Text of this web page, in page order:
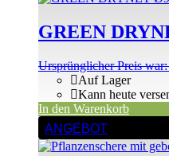
GREEN
Ursprünglicher Preis
Auf Lager
Kann heute
In den Warenkorb
ANGEBOT